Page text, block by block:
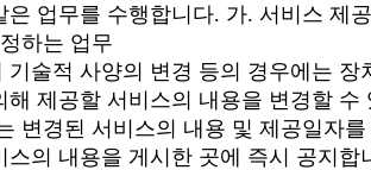
은 업무를 수행합니다. 가. 서비스 제
하는 업무
기술적 사양의 변경 등의 경우에는 장
해 제공할 서비스의 내용을 변경할 수
변경된 서비스의 내용 및 제공일자
스의 내용을 게시한 곳에 즉시 공지합